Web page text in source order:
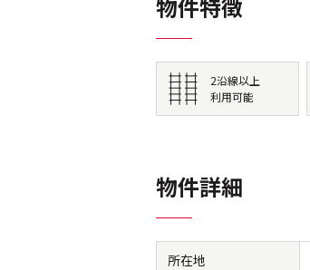
物件特徴
2沿線以上
利用可能
物件詳細
所在地